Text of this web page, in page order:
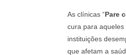
As clínicas “Pare
cura para
instituições
que afetam a